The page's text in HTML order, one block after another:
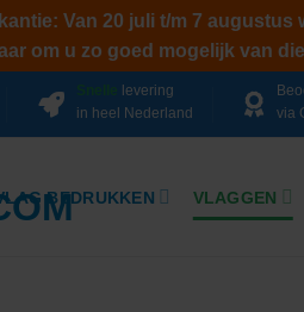
Van 20 juli t/m 7
om u zo goed mogelijk van
Snelle levering
in heel Nederland
via
BEDRUKKEN VLAGGEN